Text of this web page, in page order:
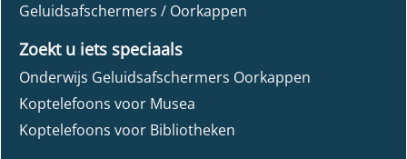
Geluidsafschermers / Oorkappen
Zoekt u iets speciaals
Onderwijs Geluidsafschermers Oorkappen
Koptelefoons voor Musea
Koptelefoons voor Bibliotheken